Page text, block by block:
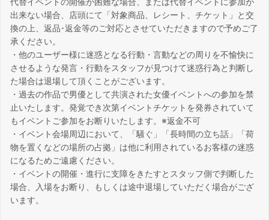
出来ない場合、店頭にて「対象商品、レシート、チケット」と交
換の上、返品･返金等のご対応とさせていただきますので予めご了
承ください。
・他のユーザー様に迷惑となる行動・言動などの周りを不愉快に
させるような発言・行動をスタッフが見つけて迷惑行為と判断し
た場合は退場して頂くことがございます。
・過去の作品で男優として共演された女優イベントへの参加を禁
止いたします。発覚でき次第イベントチケットを発券されていて
もイベントご参加をお断りいたします。※返金不可
・イベント会場周辺において、「騒ぐ」「長時間の立ち話」「荷
物を置くなどの場所の占拠」は他に利用されているお客様の迷惑
になるためご遠慮ください。
・イベントの開催・進行に支障をきたすとスタッフ側で判断した
場合、入場をお断り、もしくは途中退場していただく場合がござ
います。